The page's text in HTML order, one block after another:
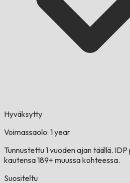
Hyväksytty
Voimassaolo: 1 year
Tunnustettu 1 vuoden ajan täällä.
kautensa 189+ muussa kohteessa.
Suositeltu